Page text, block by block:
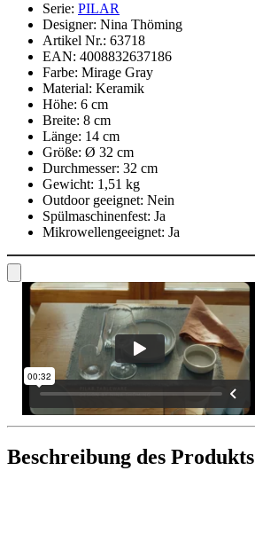
Serie: PILAR
Designer: Nina Thöming
Artikel Nr.: 63718
EAN: 4008832637186
Farbe: Mirage Gray
Material: Keramik
Höhe: 6 cm
Breite: 8 cm
Länge: 14 cm
Größe: Ø 32 cm
Durchmesser: 32 cm
Gewicht: 1,51 kg
Outdoor geeignet: Nein
Spülmaschinenfest: Ja
Mikrowellengeeignet: Ja
Beschreibung des Produkts